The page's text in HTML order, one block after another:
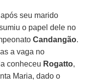
seu marido
o papel dele no
Candangão.
a vaga no
conheceu Rogatto,
Maria, dado o